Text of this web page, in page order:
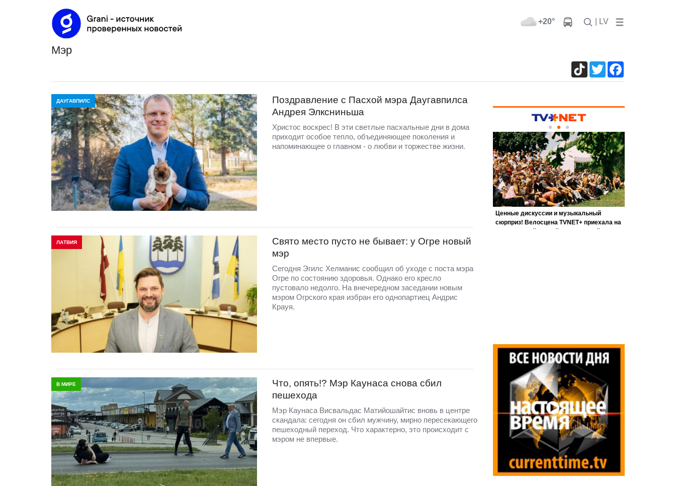
+20° | LV
мэр
TikTokTwitter
ДАУГАВПИЛС
Поздравление с Пасхой мэра Даугавпилса
Андрея Элксниньша
Христос воскрес! В эти светлые пасхальные дни в дома
приходит особое тепло, объединяющее поколения и
напоминающее о главном - о любви и торжестве жизни.
ЛАТВИЯ
Свято место пусто не бывает: у Огре новый
мэр
Сегодня Эгилс Хелманис сообщил об уходе с поста мэра
Огре по состоянию здоровья. Однако его кресло
пустовало недолго. На внечередном заседании новым
мэром Огрского края избран его однопартиец Андрис
Крауя.
В МИРЕ
Что, опять!? Мэр Каунаса снова сбил
пешехода
Мэр Каунаса Висвальдас Матийошайтис вновь в центре
скандала: сегодня он сбил мужчину, мирно пересекающего
пешеходный переход. Что характерно, это происходит с
мэром не впервые.